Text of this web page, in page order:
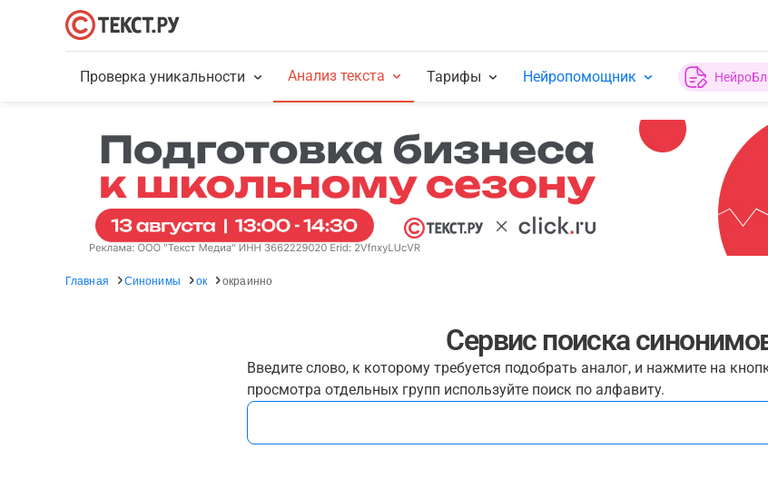
Проверка уникальности Анализ текста Тарифы Нейропомощник
Главная Синонимы ок окраинно
Сервис поиска
Введите слово, к которому требуется подобрать аналог, и нажмите на
просмотра отдельных групп используйте поиск по алфавиту.